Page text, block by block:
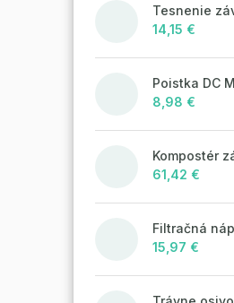
14,15 €
8,98 €
61,42 €
15,97 €